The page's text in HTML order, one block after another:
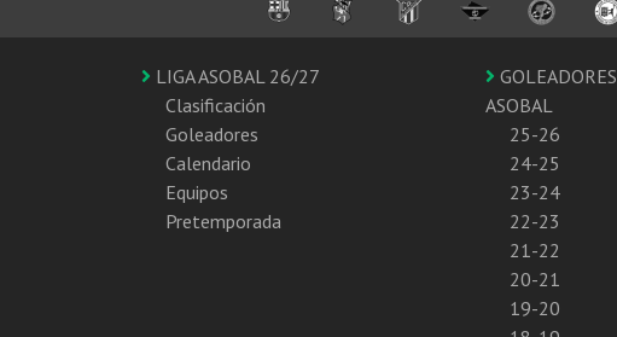
LIGA ASOBAL 26/27
Clasificación
Goleadores
Calendario
Equipos
Pretemporada
GOLEADORES
ASOBAL
25-26
24-25
23-24
22-23
21-22
20-21
19-20